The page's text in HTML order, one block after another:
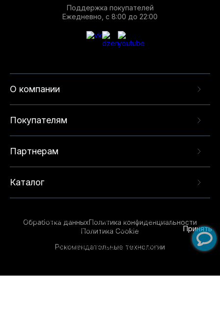
О компании
Покупателям
Партнерам
Каталог
Поддержка покупателей
Ежедневно, с 8:00 до 22:00
Обработка данныхПолитика конфиденциальности
Политика Cookie
Рекомендательные технологии
опыта на нашем сайте. Продолжая использовать
данный сайт, вы соглашаетесь с использованием
технологий. Для получения дополнительной
Принять